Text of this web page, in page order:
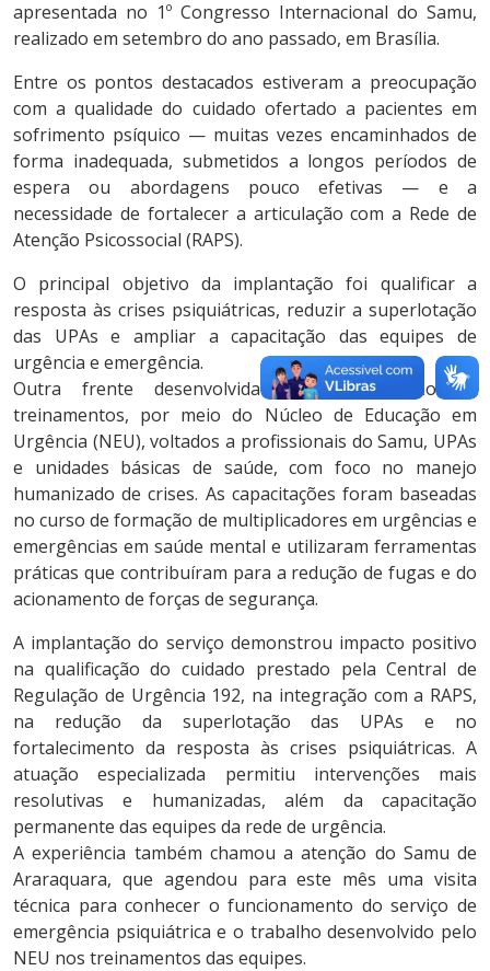
apresentada no 1º Congresso Internacional do Samu,
realizado em setembro do ano passado, em Brasília.
Entre os pontos destacados estiveram a preocupação
com a qualidade do cuidado ofertado a pacientes em
sofrimento psíquico — muitas vezes encaminhados de
forma inadequada, submetidos a longos períodos de
espera ou abordagens pouco efetivas — e a
necessidade de fortalecer a articulação com a Rede de
Atenção Psicossocial (RAPS).
O principal objetivo da implantação foi qualificar a
resposta às crises psiquiátricas, reduzir a superlotação
das UPAs e ampliar a capacitação das equipes de
urgência e emergência.
Outra frente desenvolvida foi a realização de
treinamentos, por meio do Núcleo de Educação em
Urgência (NEU), voltados a profissionais do Samu, UPAs
e unidades básicas de saúde, com foco no manejo
humanizado de crises. As capacitações foram baseadas
no curso de formação de multiplicadores em urgências e
emergências em saúde mental e utilizaram ferramentas
práticas que contribuíram para a redução de fugas e do
acionamento de forças de segurança.
A implantação do serviço demonstrou impacto positivo
na qualificação do cuidado prestado pela Central de
Regulação de Urgência 192, na integração com a RAPS,
na redução da superlotação das UPAs e no
fortalecimento da resposta às crises psiquiátricas. A
atuação especializada permitiu intervenções mais
resolutivas e humanizadas, além da capacitação
permanente das equipes da rede de urgência.
A experiência também chamou a atenção do Samu de
Araraquara, que agendou para este mês uma visita
técnica para conhecer o funcionamento do serviço de
emergência psiquiátrica e o trabalho desenvolvido pelo
NEU nos treinamentos das equipes.